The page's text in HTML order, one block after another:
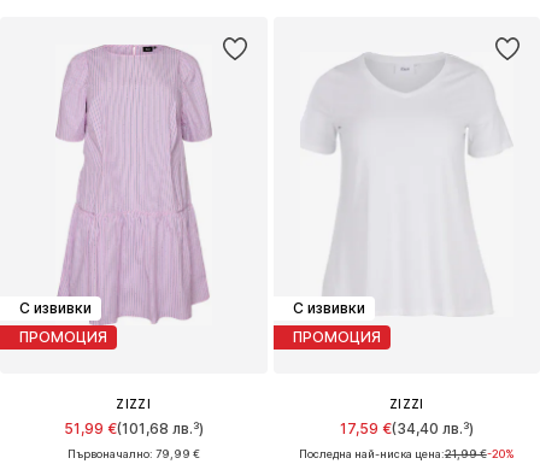
С извивки
ПРОМОЦИЯ
ZIZZI
51,99 €(101,68 лв.³)
Първоначално: 79,99 €
С извивки
ПРОМОЦИЯ
ZIZZI
17,59 €(34,40 лв.³)
Последна най-ниска цена:21,99 €-20%